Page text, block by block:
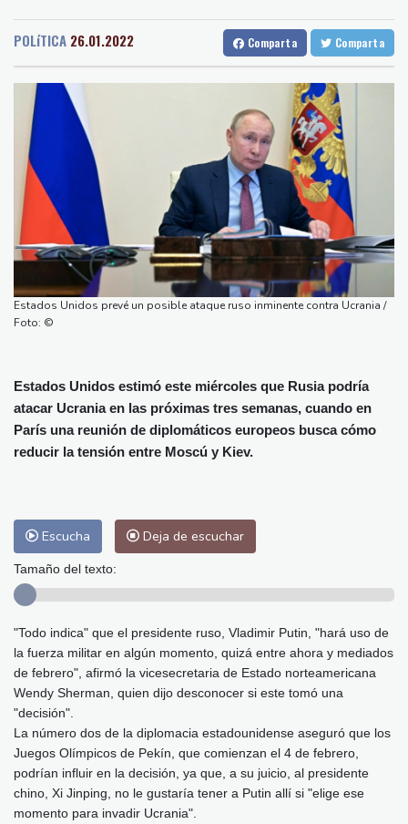
Barcelona
Bilbao
26 °C
Santo Domingo
32 °C
Havana
Puerto Rico
30 °C
Brasilia
30 °C
Manaus
Rio de Janeiro
30 °C
São Paulo
Nava de la Asunción
34 °C
Bueno Aires
34 °C
Punta Arena
32 °C
Montevideo
12 °C Panama
31 °C
San Salvador
33 °C Oaxaca
24 °C
Alicante
31 °C Córdoba
38 °C
Málaga
31 °C Murcia
33 °C
Las Palmas de Gran Canaria
29 °C
San José
39 °C Asunción
Panama City
31 °C
Muere el productor William Orbit, que colaboró con Madonna en
Los rebeldes hutíes continúan su ofensiva en Yemen con
ataques en una región petrolera
La OMS propone probar en RDC una vacuna ya existente contra
otra cepa del ébola
Arabia Saudita, Pakistán y Turquía firman un pacto de defensa
en medio de la tensión con Irán
México y Perú restablecen sus relaciones diplomáticas tras una
disputa por asilo
EEUU pierde empleos, un golpe a las afirmaciones de Trump
sobre la economía
POLíTICA 26.01.2022 Comparta Comparta
Estados Unidos prevé un posible ataque ruso inminente contra Ucrania /
Foto: ©
Estados Unidos estimó este miércoles que Rusia podría
atacar Ucrania en las próximas tres semanas, cuando en
París una reunión de diplomáticos europeos busca cómo
reducir la tensión entre Moscú y Kiev.
Escucha Deja de escuchar
Tamaño del texto:
"Todo indica" que el presidente ruso, Vladimir Putin, "hará uso de
la fuerza militar en algún momento, quizá entre ahora y mediados
de febrero", afirmó la vicesecretaria de Estado norteamericana
Wendy Sherman, quien dijo desconocer si este tomó una
"decisión".
La número dos de la diplomacia estadounidense aseguró que los
Juegos Olímpicos de Pekín, que comienzan el 4 de febrero,
podrían influir en la decisión, ya que, a su juicio, al presidente
chino, Xi Jinping, no le gustaría tener a Putin allí si "elige ese
momento para invadir Ucrania".